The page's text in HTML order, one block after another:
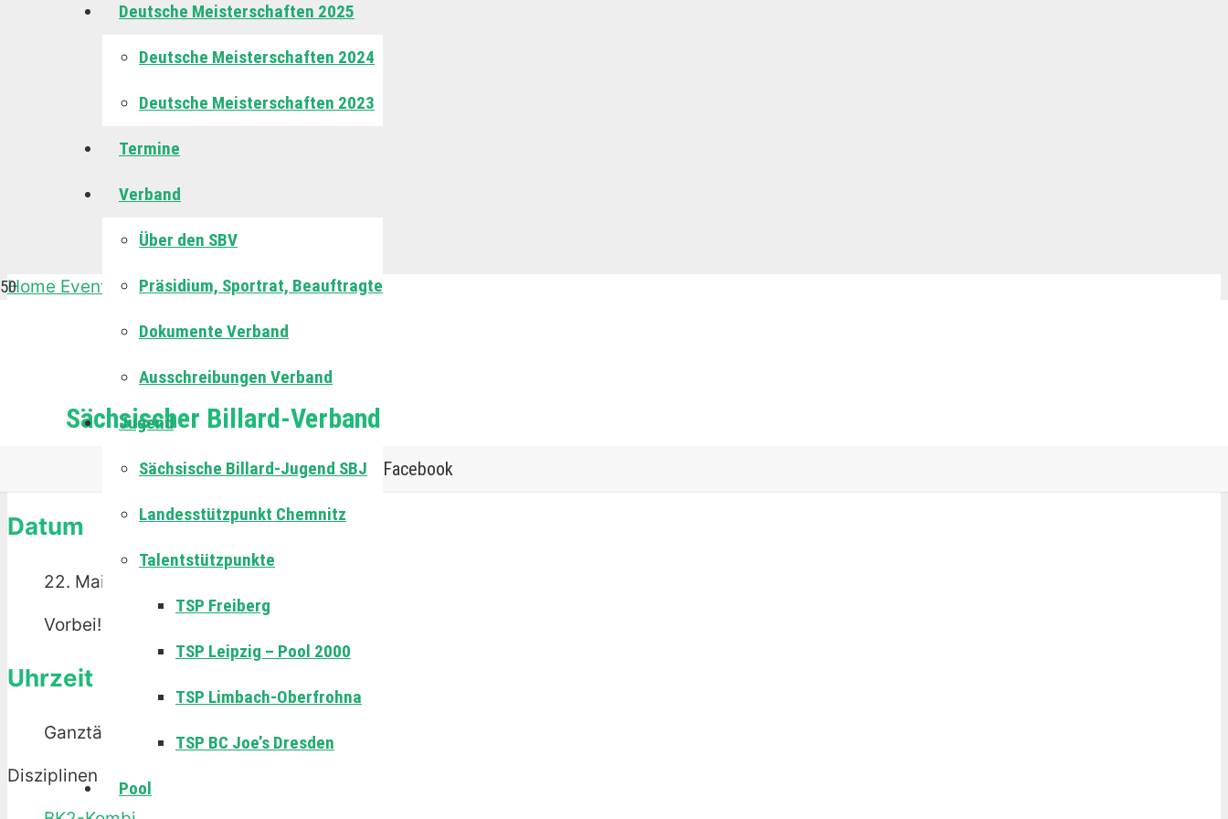
Sächsischer Billard-Verband
Deutsche Meisterschaften 2025
Deutsche Meisterschaften 2024
Deutsche Meisterschaften 2023
Termine
Verband
Über den SBV
Präsidium, Sportrat, Beauftragte
Dokumente Verband
Ausschreibungen Verband
Jugend
Sächsische Billard-Jugend SBJ
Landesstützpunkt Chemnitz
Talentstützpunkte
TSP Freiberg
TSP Leipzig – Pool 2000
TSP Limbach-Oberfrohna
TSP BC Joe’s Dresden
Pool
Facebook
Home Events BK2-Kombi Oberliga-Kegel
+ Zu Google Kalender hinzufügen
Die Veranstaltung ist beendet.
Datum
22. Mai 2022
Vorbei!
Uhrzeit
Ganztägig
Disziplinen